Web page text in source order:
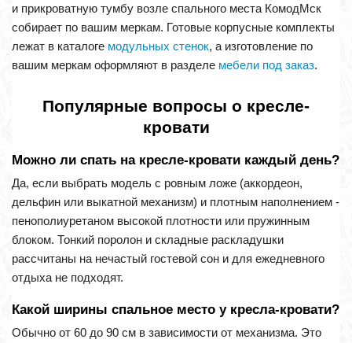
и прикроватную тумбу возле спального места КомодМск
собирает по вашим меркам. Готовые корпусные комплекты
лежат в каталоге модульных стенок, а изготовление по
вашим меркам оформляют в разделе мебели под заказ.
Популярные вопросы о кресле-
кровати
Можно ли спать на кресле-кровати каждый день?
Да, если выбрать модель с ровным ложе (аккордеон,
дельфин или выкатной механизм) и плотным наполнением -
пенополиуретаном высокой плотности или пружинным
блоком. Тонкий поролон и складные раскладушки
рассчитаны на нечастый гостевой сон и для ежедневного
отдыха не подходят.
Какой ширины спальное место у кресла-кровати?
Обычно от 60 до 90 см в зависимости от механизма. Это